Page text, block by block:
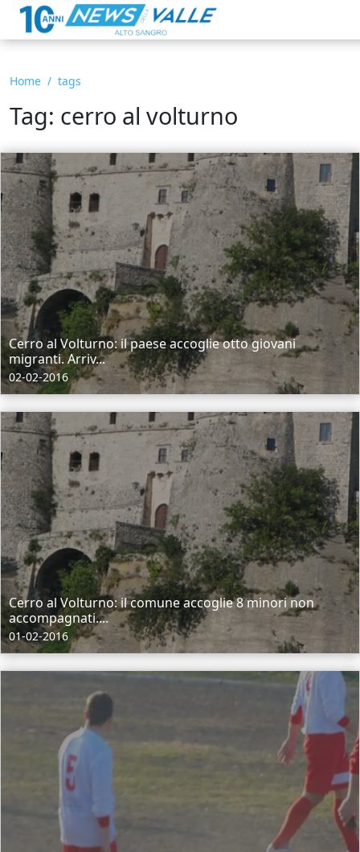
Home tags
Tag: cerro al volturno
Cerro al Volturno: il paese accoglie otto giovani
migranti. Arriv...
02-02-2016
Cerro al Volturno: il comune accoglie 8 minori non
accompagnati....
01-02-2016